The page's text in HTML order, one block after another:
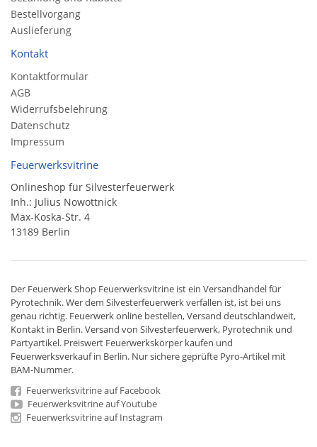
Bestellvorgang
Auslieferung
Kontakt
Kontaktformular
AGB
Widerrufsbelehrung
Datenschutz
Impressum
Feuerwerksvitrine
Onlineshop für Silvesterfeuerwerk
Inh.: Julius Nowottnick
Max-Koska-Str. 4
13189 Berlin
Der Feuerwerk Shop Feuerwerksvitrine ist ein Versandhandelfür
Pyrotechnik. Wer dem Silvesterfeuerwerk verfallen ist, ist bei uns
genau richtig. Feuerwerk online bestellen,Versand deutschlandweit,
Kontakt in Berlin. Versand von Silvesterfeuerwerk, Pyrotechnik und
Partyartikel. Preiswert Feuerwerkskörper kaufen und
Feuerwerksverkauf in Berlin. Nur sichere geprüfte Pyro-Artikel mit
BAM-Nummer.
Feuerwerksvitrine auf Facebook
Feuerwerksvitrine auf Youtube
Feuerwerksvitrine auf Instagram